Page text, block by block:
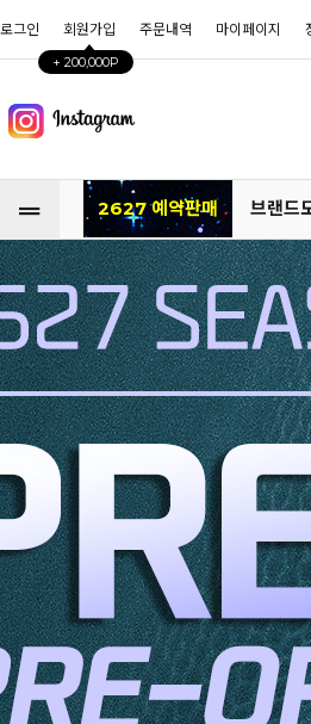
로그인 회원가입
+ 200,000P
주문내역 마이페이지
2627 예약판매 브랜드